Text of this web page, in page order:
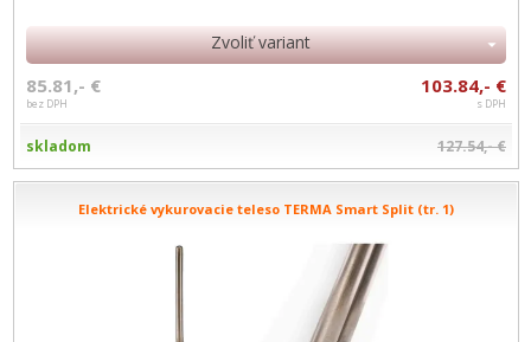
Zvoliť variant
85.81,- €
bez DPH
103.84,- €
s DPH
skladom 127.54,- €
Elektrické vykurovacie teleso TERMA Smart Split (tr. 1)